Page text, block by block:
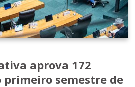
aprova 172
primeiro semestre de